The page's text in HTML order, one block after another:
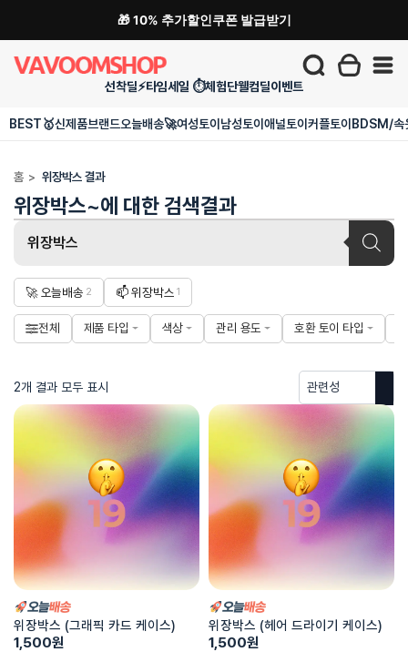
🎁 10% 추가할인쿠폰 발급받기
선착딜⚡타임세일 ⏱️체험단웰컴딜이벤트
BEST🥇신제품브랜드오늘배송🚀여성토이 남성토이 애널토이 커플토이 BDSM/속
홈 > 위장박스 결과
위장박스~에 대한 검색결과
Products
search
🚀 오늘배송 2 📫 위장박스 1
전체 제품 타입 색상 관리 용도 호환 토이 타입
2개 결과 모두 표시
위장박스 (그래픽 카드 케이스)
1,500원
위장박스 (헤어 드라이기 케이스)
1,500원